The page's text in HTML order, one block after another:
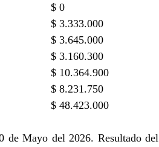
$ 0
$ 3.333.000
$ 3.645.000
$ 3.160.300
$ 10.364.900
$ 8.231.750
$ 48.423.000
de Mayo del 2026. Resultado del